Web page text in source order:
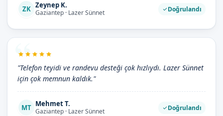
ZK Zeynep K.
Gaziantep · Lazer Sünnet Doğrulandı
"Telefon teyidi ve randevu desteği çok hızlıydı. Lazer Sünnet
için çok memnun kaldık."
MT Mehmet T.
Gaziantep · Lazer Sünnet Doğrulandı